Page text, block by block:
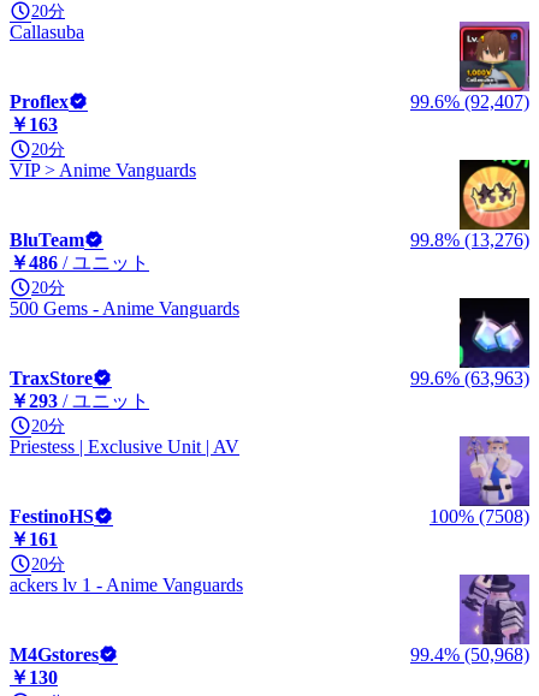
20分
Callasuba
Proflex
99.6% (92,407)
￥163
20分
VIP > Anime Vanguards
BluTeam
99.8% (13,276)
￥486 / ユニット
20分
500 Gems - Anime Vanguards
TraxStore
99.6% (63,963)
￥293 / ユニット
20分
Priestess | Exclusive Unit | AV
FestinoHS
100% (7508)
￥161
20分
ackers lv 1 - Anime Vanguards
M4Gstores
99.4% (50,968)
￥130